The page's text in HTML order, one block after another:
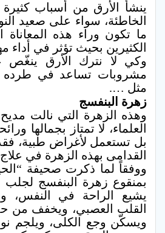
ينشأ الأرق من أسباب
الخاطئة، سواء على صعيد
ما تكون وراء هذه
الكثيرين بحيث تؤثر في أداء
وكي لا نترك الأرق ينغّص
مشروبات تساعد في طرده
مثل ….
زهرة البنفسج
وهذه الزهرة التي نالت
العلماء، لا تمتاز بجمالها
بل تستعمل لأغراض طبية،
القدامى بهذه الزهرة في
ووفقاً لما ذكرت صحيفة
بمنقوع زهرة البنفسج لجلب
يشيع الراحة في النفس،
القلب العصبي، ويخفف من
ويسكّن وجع الكلى، ويلجم